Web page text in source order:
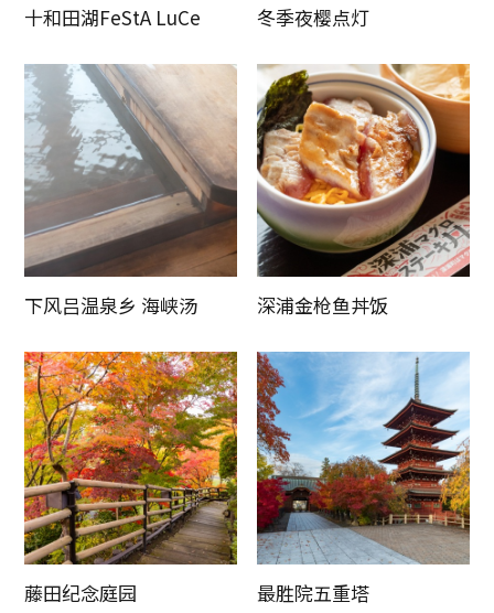
十和田湖FeStA LuCe 冬季夜樱点灯
下风吕温泉乡 海峡汤 深浦金枪鱼丼饭
藤田纪念庭园 最胜院五重塔